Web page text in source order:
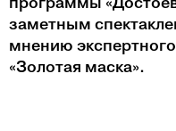
заметным
мнению
«Золотая маска».